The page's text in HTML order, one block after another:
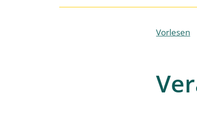
Vorlesen